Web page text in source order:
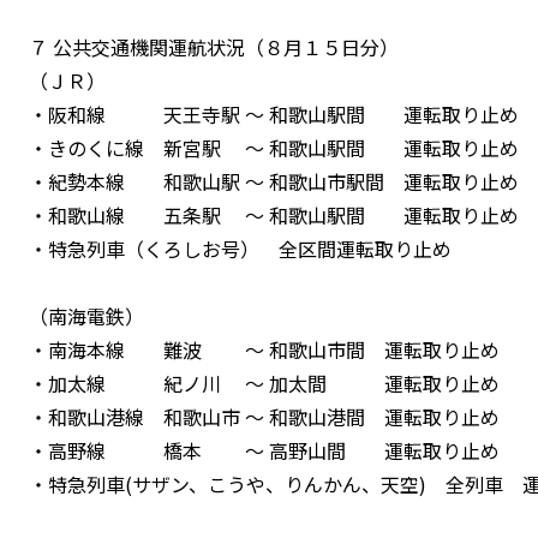
７ 公共交通機関運航状況（８月１５日分）
（ＪＲ）
・阪和線 天王寺駅 ～ 和歌山駅間 運転取り止め
・きのくに線 新宮駅 ～ 和歌山駅間 運転取り止め
・紀勢本線 和歌山駅 ～ 和歌山市駅間 運転取り止め
・和歌山線 五条駅 ～ 和歌山駅間 運転取り止め
・特急列車（くろしお号） 全区間運転取り止め
（南海電鉄）
・南海本線 難波 ～ 和歌山市間 運転取り止め
・加太線 紀ノ川 ～ 加太間 運転取り止め
・和歌山港線 和歌山市 ～ 和歌山港間 運転取り止め
・高野線 橋本 ～ 高野山間 運転取り止め
・特急列車(サザン、こうや、りんかん、天空) 全列車